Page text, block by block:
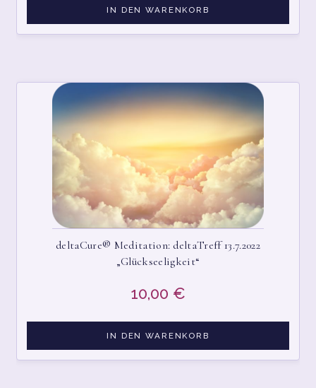
IN DEN WARENKORB
deltaCure® Meditation: deltaTreff 13.7.2022
„Glückseeligkeit“
10,00 €
IN DEN WARENKORB